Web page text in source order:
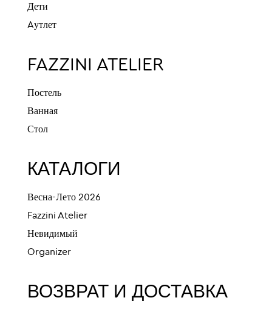
Дети
Aутлет
FAZZINI ATELIER
Постель
Ванная
Стол
КАТАЛОГИ
Весна-Лето 2026
Fazzini Atelier
Невидимый
Organizer
ВОЗВРАТ И ДОСТАВКА